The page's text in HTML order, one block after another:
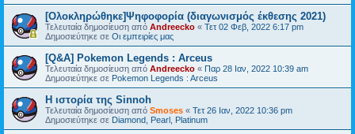
[Ολοκληρώθηκε]Ψηφοφορία (διαγωνισμός έκθεσης 2021)
Τελευταία δημοσίευση από Andreecko « Τετ 02 Φεβ, 2022 6:17 pm
Δημοσιεύτηκε σε Οι εμπειρίες μας
[Q&A] Pokemon Legends : Arceus
Τελευταία δημοσίευση από Andreecko « Παρ 28 Ιαν, 2022 10:39 am
Δημοσιεύτηκε σε Pokemon Legends : Arceus
Η ιστορία της Sinnoh
Τελευταία δημοσίευση από Smoses « Τετ 26 Ιαν, 2022 10:36 pm
Δημοσιεύτηκε σε Diamond, Pearl, Platinum